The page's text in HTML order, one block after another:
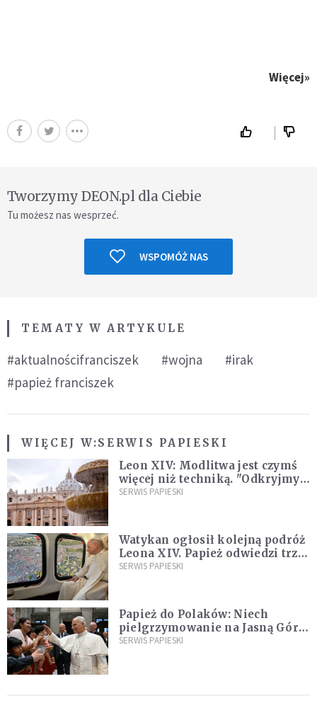
Więcej»
Tworzymy DEON.pl dla Ciebie
Tu możesz nas wesprzeć.
WSPOMÓŻ NAS
TEMATY W ARTYKULE
#aktualnościfranciszek #wojna
#irak
#papież franciszek
WIĘCEJ W:SERWIS PAPIESKI
Leon XIV: Modlitwa jest czymś
więcej niż techniką. "Odkryjmy
ją na nowo"
SERWIS PAPIESKI
Watykan ogłosił kolejną podróż
Leona XIV. Papież odwiedzi trzy
kraje Ameryki Południowej
SERWIS PAPIESKI
Papież do Polaków: Niech
pielgrzymowanie na Jasną Górę
umocni wiarę i nadzieję
SERWIS PAPIESKI